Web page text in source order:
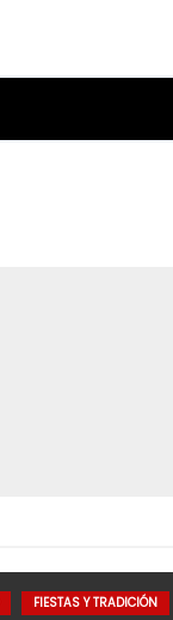
FIESTAS Y TRADICIÓN